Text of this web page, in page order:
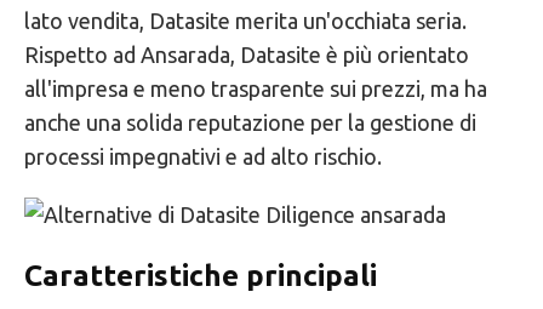
lato vendita, Datasite merita un'occhiata seria.
Rispetto ad Ansarada, Datasite è più orientato
all'impresa e meno trasparente sui prezzi, ma ha
anche una solida reputazione per la gestione di
processi impegnativi e ad alto rischio.
Caratteristiche principali